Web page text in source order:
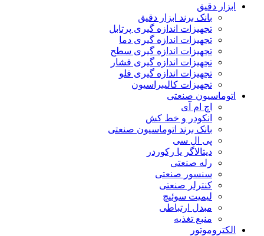
ابزار دقیق
بانک برند ابزار دقیق
تجهیزات اندازه گیری پرتابل
تجهیزات اندازه گیری دما
تجهیزات اندازه گیری سطح
تجهیزات اندازه گیری فشار
تجهیزات اندازه گیری فلو
تجهیزات کالیبراسیون
اتوماسیون صنعتی
اچ ام آی
انکودر و خط کش
بانک برند اتوماسیون صنعتی
پی ال سی
دیتالاگر یا رکوردر
رله صنعتی
سنسور صنعتی
کنترلر صنعتی
لیمیت سوئیچ
مبدل ارتباطی
منبع تغذیه
الکتروموتور